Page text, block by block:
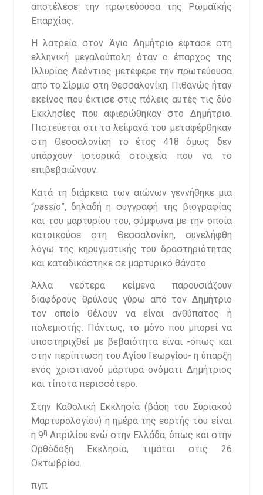
αποτέλεσε την πρωτεύουσα της Ρωμαϊκής
Επαρχίας.
Η λατρεία στον Άγιο Δημήτριο έφτασε στη
ελληνική μεγαλούπολη όταν ο έπαρχος της
Ιλλυρίας Λεόντιος μετέφερε την πρωτεύουσα
από το Σίρμιο στη Θεσσαλονίκη. Πιθανώς ήταν
εκείνος που έκτισε στις πόλεις αυτές τις δύο
Εκκλησίες που αφιερώθηκαν στο Δημήτριο.
Πιστεύεται ότι τα λείψανά του μεταφέρθηκαν
στη Θεσσαλονίκη το έτος 418 όμως δεν
υπάρχουν ιστορικά στοιχεία που να το
επιβεβαιώνουν.
Κατά τη διάρκεια των αιώνων γεννήθηκε μια
“passio”, δηλαδή η συγγραφή της βιογραφίας
και του μαρτυρίου του, σύμφωνα με την οποία
κατοικούσε στη Θεσσαλονίκη, συνελήφθη
λόγω της κηρυγματικής του δραστηριότητας
και καταδικάστηκε σε μαρτυρικό θάνατο.
Άλλα νεότερα κείμενα παρουσιάζουν
διαφόρους θρύλους γύρω από τον Δημήτριο
τον οποίο θέλουν να είναι ανθύπατος ή
πολεμιστής. Πάντως, το μόνο που μπορεί να
υποστηριχθεί με βεβαιότητα είναι -όπως και
στην περίπτωση του Αγίου Γεωργίου- η ύπαρξη
ενός χριστιανού μάρτυρα ονόματι Δημήτριος
και τίποτα περισσότερο.
Στην Καθολική Εκκλησία (βάση του Συριακού
Μαρτυρολογίου) η ημέρα της εορτής του είναι
η 9η Απριλίου ενώ στην Ελλάδα, όπως και στην
Ορθόδοξη Εκκλησία, τιμάται στις 26
Οκτωβρίου.
πγπ